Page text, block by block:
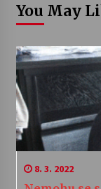
You May
8. 3. 2022